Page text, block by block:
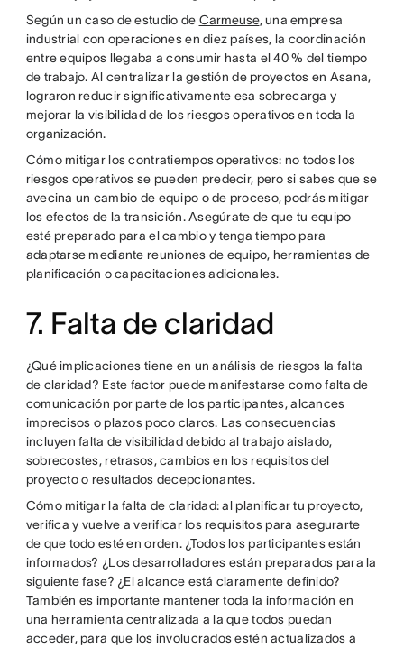
Según un caso de estudio de Carmeuse, una empresa
industrial con operaciones en diez países, la coordinación
entre equipos llegaba a consumir hasta el 40 % del tiempo
de trabajo. Al centralizar la gestión de proyectos en Asana,
lograron reducir significativamente esa sobrecarga y
mejorar la visibilidad de los riesgos operativos en toda la
organización.
Cómo mitigar los contratiempos operativos: no todos los
riesgos operativos se pueden predecir, pero si sabes que se
avecina un cambio de equipo o de proceso, podrás mitigar
los efectos de la transición. Asegúrate de que tu equipo
esté preparado para el cambio y tenga tiempo para
adaptarse mediante reuniones de equipo, herramientas de
planificación o capacitaciones adicionales.
7. Falta de claridad
¿Qué implicaciones tiene en un análisis de riesgos la falta
de claridad? Este factor puede manifestarse como falta de
comunicación por parte de los participantes, alcances
imprecisos o plazos poco claros. Las consecuencias
incluyen falta de visibilidad debido al trabajo aislado,
sobrecostes, retrasos, cambios en los requisitos del
proyecto o resultados decepcionantes.
Cómo mitigar la falta de claridad: al planificar tu proyecto,
verifica y vuelve a verificar los requisitos para asegurarte
de que todo esté en orden. ¿Todos los participantes están
informados? ¿Los desarrolladores están preparados para la
siguiente fase? ¿El alcance está claramente definido?
También es importante mantener toda la información en
una herramienta centralizada a la que todos puedan
acceder, para que los involucrados estén actualizados a